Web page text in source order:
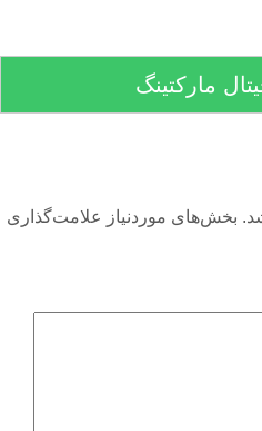
مارکتینگ
بخش‌های موردنیاز علامت‌گذاری